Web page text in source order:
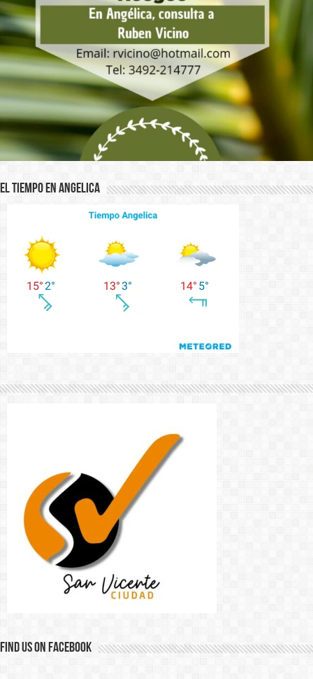
El Tiempo en Angelica
Find us on Facebook